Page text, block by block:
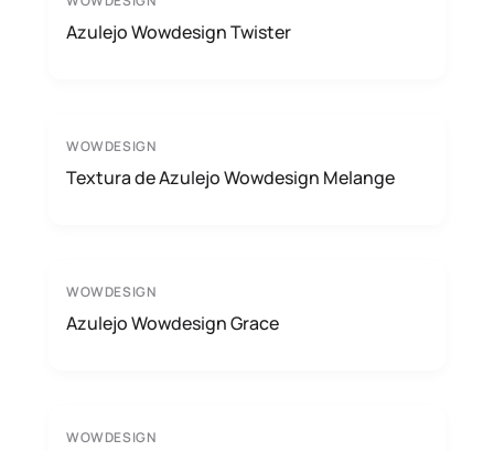
Azulejo Wowdesign Twister
WOWDESIGN
Textura de Azulejo Wowdesign Melange
WOWDESIGN
Azulejo Wowdesign Grace
WOWDESIGN